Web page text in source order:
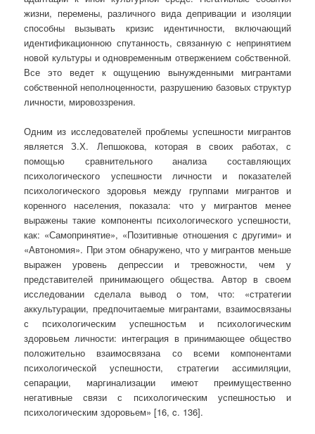
жизни, перемены, различного вида депривации и изоляции
способны вызывать кризис идентичности, включающий
идентификационною спутанность, связанную с непринятием
новой культуры и одновременным отвержением собственной.
Все это ведет к ощущению вынужденными мигрантами
собственной неполноценности, разрушению базовых структур
личности, мировоззрения.
Одним из исследователей проблемы успешности мигрантов
является З.Х. Лепшокова, которая в своих работах, с
помощью сравнительного анализа составляющих
психологического успешности личности и показателей
психологического здоровья между группами мигрантов и
коренного населения, показала: что у мигрантов менее
выражены такие компоненты психологического успешности,
как: «Самопринятие», «Позитивные отношения с другими» и
«Автономия». При этом обнаружено, что у мигрантов меньше
выражен уровень депрессии и тревожности, чем у
представителей принимающего общества. Автор в своем
исследовании сделала вывод о том, что: «стратегии
аккультурации, предпочитаемые мигрантами, взаимосвязаны
с психологическим успешностьм и психологическим
здоровьем личности: интеграция в принимающее общество
положительно взаимосвязана со всеми компонентами
психологической успешности, стратегии ассимиляции,
сепарации, маргинализации имеют преимущественно
негативные связи с психологическим успешностью и
психологическим здоровьем» [16, c. 136].